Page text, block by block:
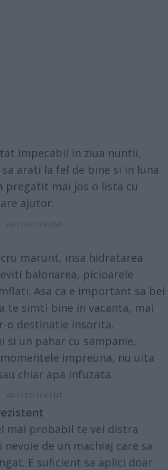
impecabil in ziua nuntii,
arati la fel de bine si in luna
pregatit mai jos o lista cu
ajutor:
marunt, insa hidratarea
balonarea, picioarele
Asa ca e important sa bei
te simti bine in vacanta, mai
o destinatie insorita.
si un pahar cu sampanie,
impreuna, nu uita
chiar apa infuzata.
mai probabil te vei distra
nevoie de un machiaj care sa
E suficient sa aplici doar